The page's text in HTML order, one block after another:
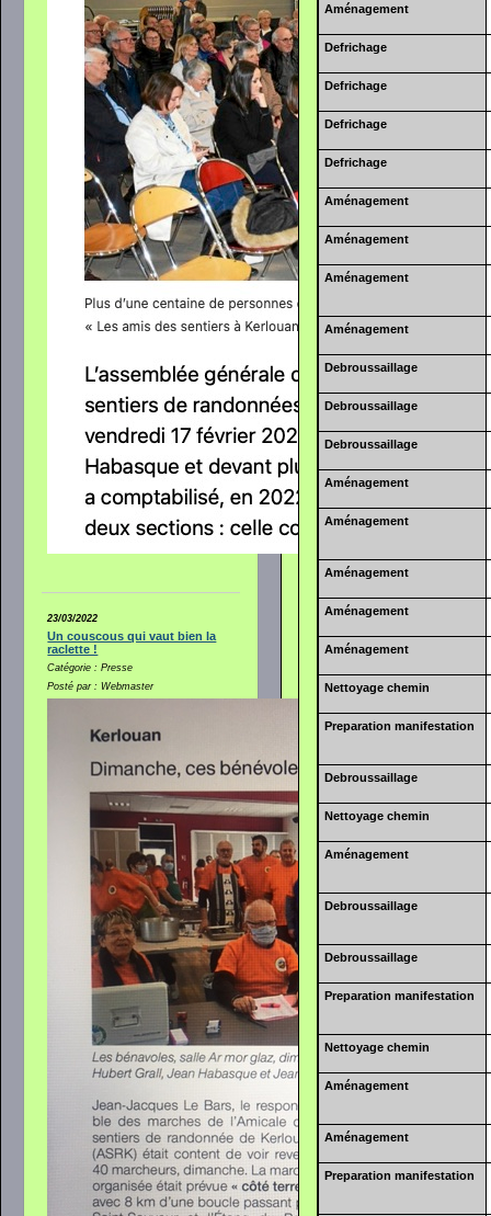
23/03/2022
Un couscous qui vaut bien la
raclette !
Catégorie : Presse
Posté par : Webmaster
Aménagement
Defrichage
Defrichage
Defrichage
Defrichage
Aménagement
Aménagement
Aménagement
Aménagement
Debroussaillage
Debroussaillage
Debroussaillage
Aménagement
Aménagement
Aménagement
Aménagement
Aménagement
Nettoyage chemin
Preparation manifestation
Debroussaillage
Nettoyage chemin
Aménagement
Debroussaillage
Debroussaillage
Preparation manifestation
Nettoyage chemin
Aménagement
Aménagement
Preparation manifestation